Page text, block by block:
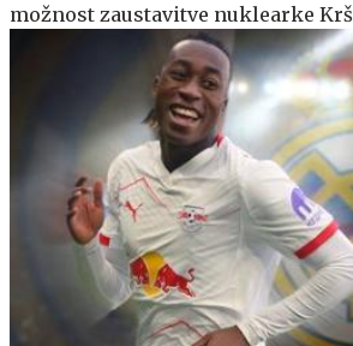
možnost zaustavitve nuklearke